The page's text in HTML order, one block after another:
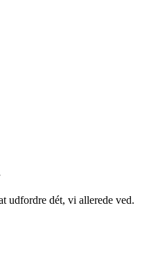
udfordre dét, vi allerede ved.